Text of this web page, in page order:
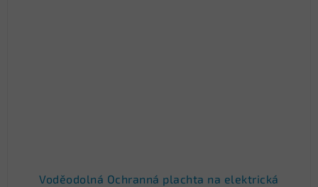
Voděodolná Ochranná plachta na elektrická